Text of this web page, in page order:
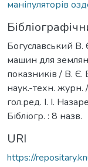
маніпуляторів
Богуславський В.
машин для
показників / В. Є.
наук.-техн. журн.
гол.ред. І. І.
Бібліогр. : 8 назв.
URI
https://